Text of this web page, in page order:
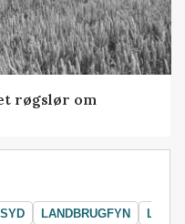
røgslør om
LANDBRUGFYN